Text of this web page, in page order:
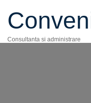
Consultanta si administrare